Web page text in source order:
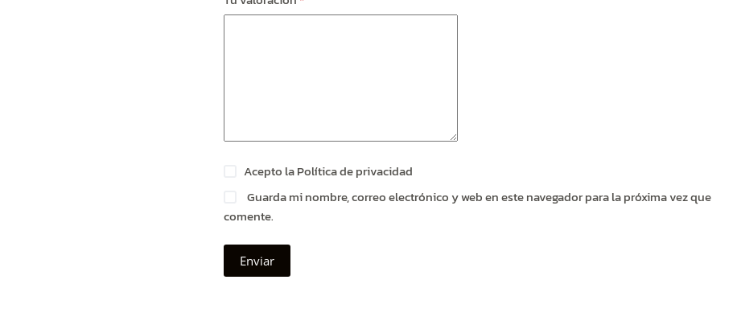
Acepto laPolítica de privacidad
Guarda mi nombre, correo electrónico y web en este navegador para la próxima vez que
comente.
Enviar